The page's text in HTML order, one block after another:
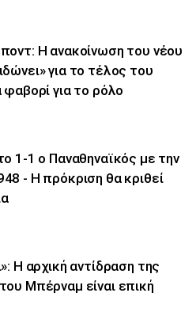
Η ανακοίνωση του νέου
για το τέλος του
για το ρόλο
1-1 ο Παναθηναϊκός με την
- Η πρόκριση θα κριθεί
Η αρχική αντίδραση της
Μπέρναμ είναι επική